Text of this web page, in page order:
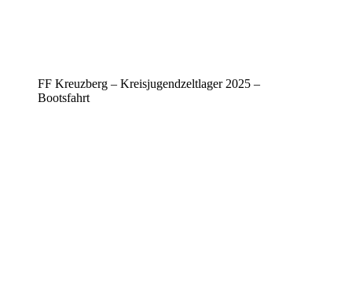
FF Kreuzberg – Kreisjugendzeltlager 2025 –
Bootsfahrt